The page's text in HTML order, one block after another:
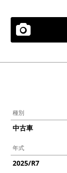
種別
中古車
年式
2025/R7